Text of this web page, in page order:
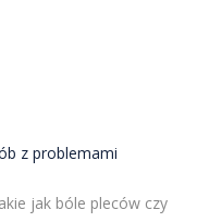
z problemami
jak bóle pleców czy